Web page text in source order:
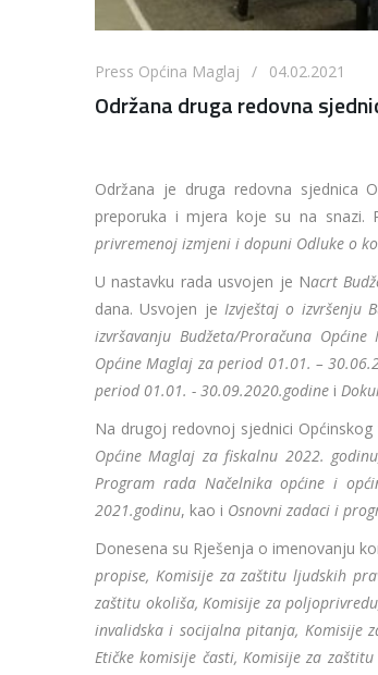
Press Općina Maglaj / 04.02.2021
Održana druga redovna
Održana je druga redovna sjednica
preporuka i mjera koje su na snazi.
privremenoj izmjeni i dopuni Odluke o
U nastavku rada usvojen je Nacrt
dana. Usvojen jeIzvještaj o izvršenju
izvršavanju Budžeta/Proračuna
Općine Maglaj za period 01.01. –
period 01.01. - 30.09.2020.godine i
Na drugoj redovnoj sjednici
Općine Maglaj za fiskalnu 2022.
Program rada Načelnika općine i
2021.godinu, kao i Osnovni zadaci i
Donesena su Rješenja o imenovanju
propise, Komisije za zaštitu ljudskih
zaštitu okoliša, Komisije za
invalidska i socijalna pitanja, Komisije
Etičke komisije časti, Komisije za